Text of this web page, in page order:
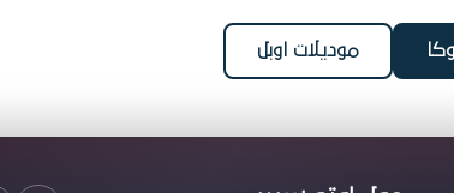
موديلات اوبل